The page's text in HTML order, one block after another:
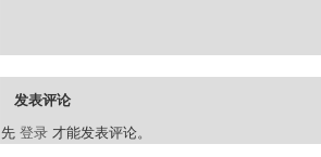
发表评论
先 登录 才能发表评论。